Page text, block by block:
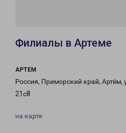
Филиалы в Артеме
АРТЕМ
Россия, Приморский край, Артём,
21с8
на карте